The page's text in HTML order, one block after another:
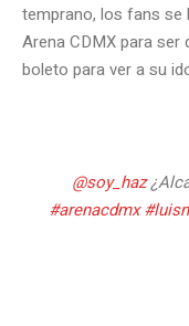
temprano, los fans se
Arena CDMX para ser
boleto para ver a su
@soy_haz
#arenacdmx